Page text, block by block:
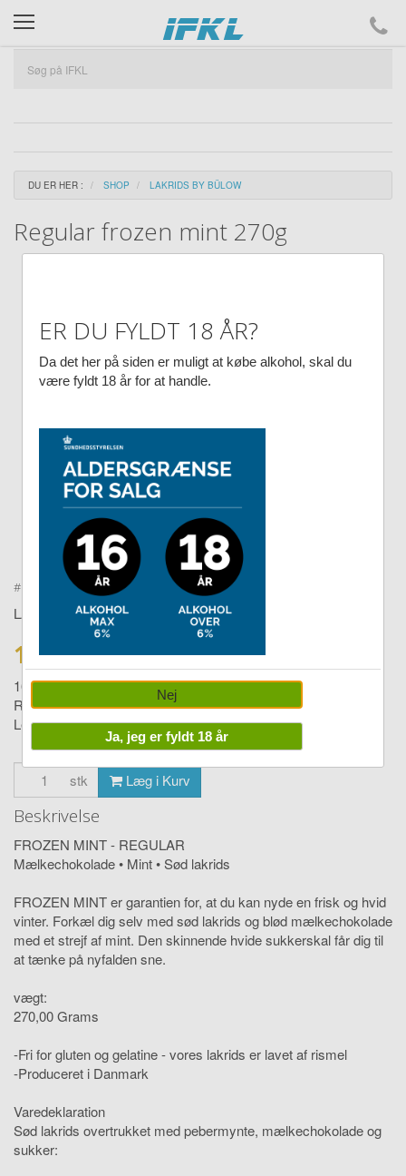
ifkl
DU ER HER : SHOP LAKRIDS BY BÜLOW
Regular frozen mint 270g
Double tap to zoom
# 27501304
LAKRIDS BY BÜLOW
139,00 DKK
165,00
Regular frozen mint 270g
Levering:1-4 dage
stk Læg i Kurv
Beskrivelse
FROZEN MINT - REGULAR
Mælkechokolade • Mint • Sød lakrids
FROZEN MINT er garantien for, at du kan nyde en frisk og hvid
vinter. Forkæl dig selv med sød lakrids og blød mælkechokolade
med et strejf af mint. Den skinnende hvide sukkerskal får dig til
at tænke på nyfalden sne.
vægt:
270,00 Grams
-Fri for gluten og gelatine - vores lakrids er lavet af rismel
-Produceret i Danmark
Varedeklaration
Sød lakrids overtrukket med pebermynte, mælkechokolade og
sukker:
ER DU FYLDT 18 ÅR?
Da det her på siden er muligt at købe alkohol, skal du
være fyldt 18 år for at handle.
Nej
Ja, jeg er fyldt 18 år